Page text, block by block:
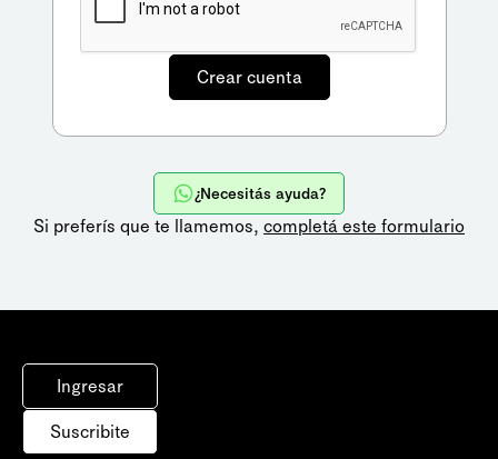
¿Necesitás ayuda?
Si preferís que te llamemos, completá este formulario
Ingresar
Suscribite